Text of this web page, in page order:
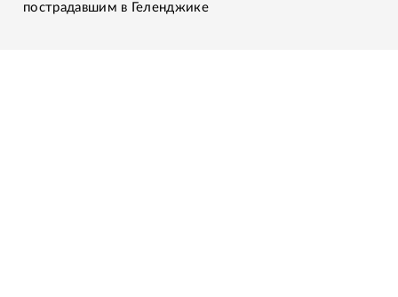
пострадавшим в Геленджике